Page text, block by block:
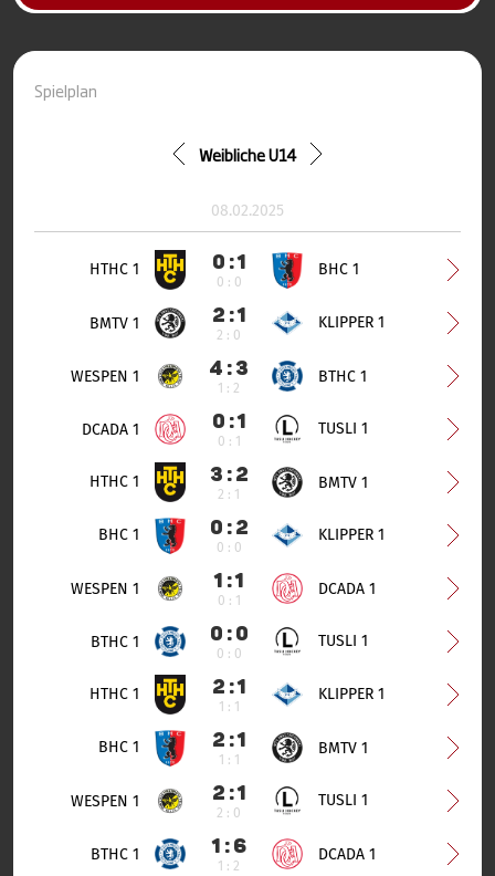
Spielplan
Weibliche U14
08.02.2025
HTHC 1 0 : 1
0 : 0
BHC 1
BMTV 1 2 : 1
2 : 0
KLIPPER 1
WESPEN 1 4 : 3
1 : 2
BTHC 1
DCADA 1 0 : 1
0 : 1
TUSLI 1
HTHC 1 3 : 2
2 : 1
BMTV 1
BHC 1 0 : 2
0 : 0
KLIPPER 1
WESPEN 1 1 : 1
0 : 1
DCADA 1
BTHC 1 0 : 0
0 : 0
TUSLI 1
HTHC 1 2 : 1
1 : 1
KLIPPER 1
BHC 1 2 : 1
1 : 1
BMTV 1
WESPEN 1 2 : 1
2 : 0
TUSLI 1
BTHC 1 1 : 6
1 : 2
DCADA 1